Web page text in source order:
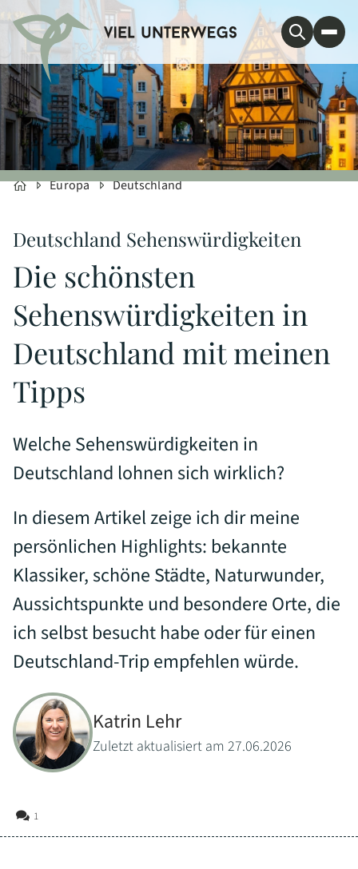
Europa Deutschland
Deutschland Sehenswürdigkeiten
Die schönsten
Sehenswürdigkeiten in
Deutschland mit meinen
Tipps
Welche Sehenswürdigkeiten in
Deutschland lohnen sich wirklich?
In diesem Artikel zeige ich dir meine
persönlichen Highlights: bekannte
Klassiker, schöne Städte, Naturwunder,
Aussichtspunkte und besondere Orte, die
ich selbst besucht habe oder für einen
Deutschland-Trip empfehlen würde.
Katrin Lehr
Zuletzt aktualisiert am 27.06.2026
1